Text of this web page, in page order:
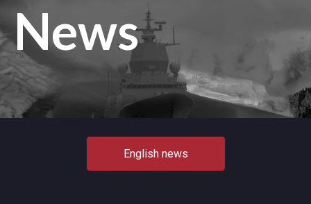
News
English news